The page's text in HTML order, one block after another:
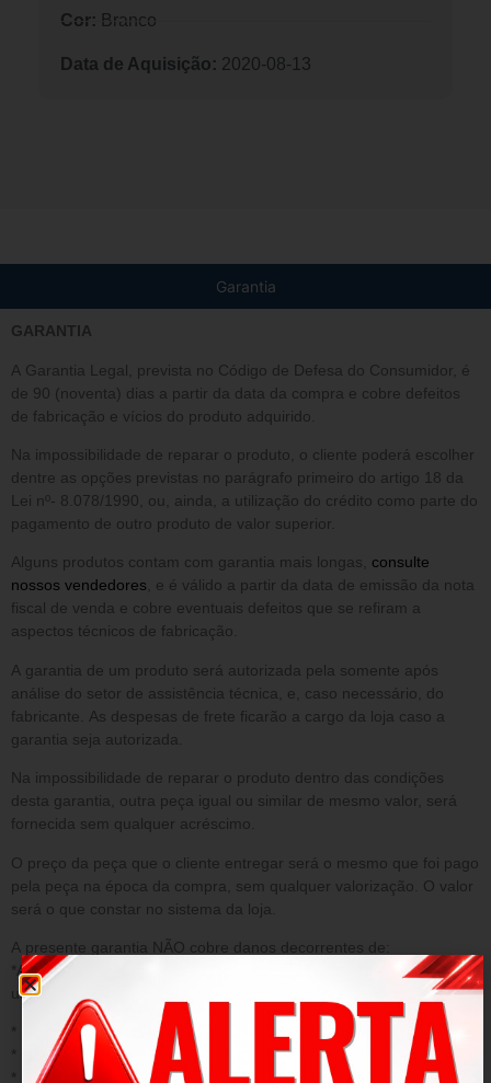
Cor: Branco
Data de Aquisição: 2020-08-13
Garantia
GARANTIA
A Garantia Legal, prevista no Código de Defesa do Consumidor, é
de 90 (noventa) dias a partir da data da compra e cobre defeitos
de fabricação e vícios do produto adquirido.
Na impossibilidade de reparar o produto, o cliente poderá escolher
dentre as opções previstas no parágrafo primeiro do artigo 18 da
Lei nº- 8.078/1990, ou, ainda, a utilização do crédito como parte do
pagamento de outro produto de valor superior.
Alguns produtos contam com garantia mais longas, consulte
nossos vendedores , e é válido a partir da data de emissão da nota
fiscal de venda e cobre eventuais defeitos que se refiram a
aspectos técnicos de fabricação.
A garantia de um produto será autorizada pela somente após
análise do setor de assistência técnica, e, caso necessário, do
fabricante. As despesas de frete ficarão a cargo da loja caso a
garantia seja autorizada.
Na impossibilidade de reparar o produto dentro das condições
desta garantia, outra peça igual ou similar de mesmo valor, será
fornecida sem qualquer acréscimo.
O preço da peça que o cliente entregar será o mesmo que foi pago
pela peça na época da compra, sem qualquer valorização. O valor
será o que constar no sistema da loja.
A presente garantia NÃO cobre danos decorrentes de:
*Acidentes/ uso inadequado do produto/ sinistro/ negligência ou
uso fora das conformidades.
* Desgaste ou danos causados por agentes naturais;
* Instalação ou aplicação inadequada;
* Modificações, adaptações e adulterações no produto original